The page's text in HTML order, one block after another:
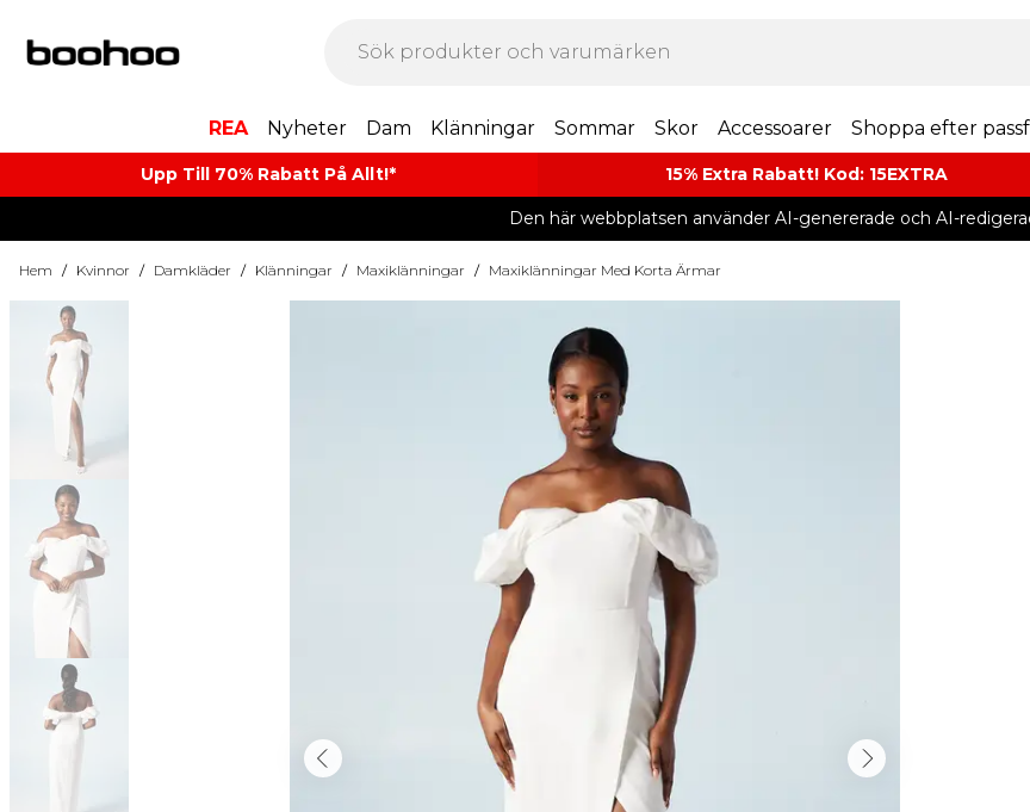
REA Nyheter Dam Klänningar Sommar Skor Accessoarer Shoppa efter
Upp Till 70% Rabatt På Allt!* 15% Extra Rabatt! Kod: 15EXTRA
Den här webbplatsen använder AI-genererade och AI-
Hem / Kvinnor / Damkläder / Klänningar / Maxiklänningar / Maxiklänningar Med Korta Ärmar